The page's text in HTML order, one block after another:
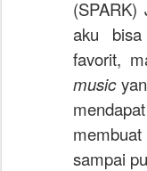
aku
favorit,
music
sampai